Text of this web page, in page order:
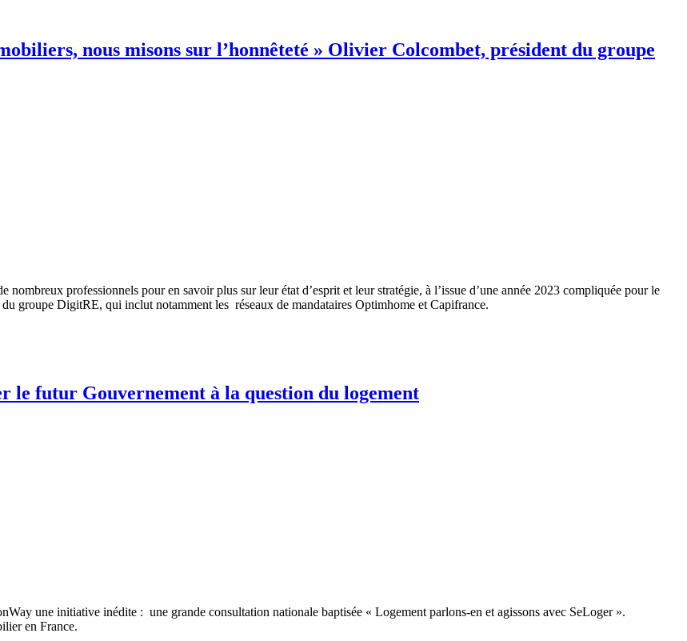
nous misons sur l’honnêteté » Olivier Colcombet, président du groupe
professionnels pour en savoir plus sur leur état d’esprit et leur stratégie, à l’issue d’une année 2023 compliquée pour le
groupe DigitRE, qui inclut notamment les réseaux de mandataires Optimhome et Capifrance.
le futur Gouvernement à la question du logement
une initiative inédite : une grande consultation nationale baptisée « Logement parlons-en et agissons avec SeLoger ».
en France.